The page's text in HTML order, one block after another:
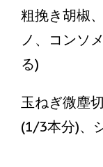
粗挽き胡椒
ノ、コンソ
る)
玉ねぎ微塵
(1/3本分)、